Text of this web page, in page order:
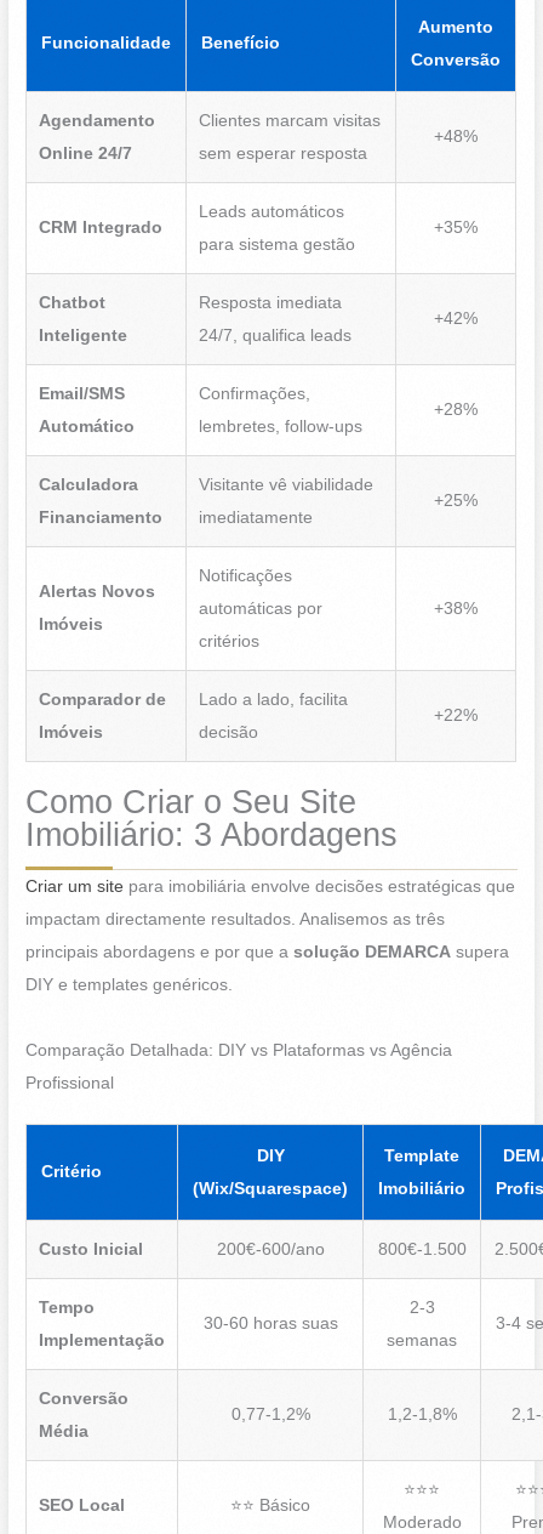
Funcionalidade Benefício
Aumento
Conversão
Agendamento
Online 24/7
Clientes marcam visitas
sem esperar resposta
+48%
CRM Integrado
Leads automáticos
para sistema gestão
+35%
Chatbot
Inteligente
Resposta imediata
24/7, qualifica leads
+42%
Email/SMS
Automático
Confirmações,
lembretes, follow-ups
+28%
Calculadora
Financiamento
Visitante vê viabilidade
imediatamente
+25%
Alertas Novos
Imóveis
Notificações
automáticas por
critérios
+38%
Comparador de
Imóveis
Lado a lado, facilita
decisão
+22%
Como Criar o Seu Site
Imobiliário: 3 Abordagens
Criar um site para imobiliária envolve decisões estratégicas que
impactam directamente resultados. Analisemos as três
principais abordagens e por que asolução DEMARCA supera
DIY e templates genéricos.
Comparação Detalhada: DIY vs Plataformas vs Agência
Profissional
Critério
DIY
(Wix/Squarespace)
Template
Imobiliário
Custo Inicial 200€-600/ano 800€-1.500
Tempo
Implementação
30-60 horas suas
2-3
semanas
3-4
Conversão
Média
0,77-1,2% 1,2-1,8%
SEO Local ⭐⭐ Básico
⭐⭐⭐
Moderado